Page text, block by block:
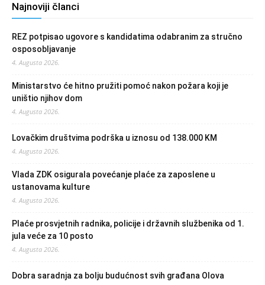
Najnoviji članci
REZ potpisao ugovore s kandidatima odabranim za stručno
osposobljavanje
4. Augusta 2026.
Ministarstvo će hitno pružiti pomoć nakon požara koji je
uništio njihov dom
4. Augusta 2026.
Lovačkim društvima podrška u iznosu od 138.000 KM
4. Augusta 2026.
Vlada ZDK osigurala povećanje plaće za zaposlene u
ustanovama kulture
4. Augusta 2026.
Plaće prosvjetnih radnika, policije i državnih službenika od 1.
jula veće za 10 posto
4. Augusta 2026.
Dobra saradnja za bolju budućnost svih građana Olova